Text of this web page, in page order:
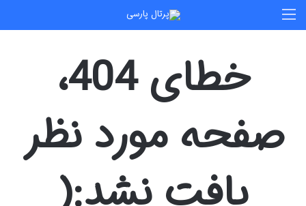
خطای 404،
صفحه مورد نظر